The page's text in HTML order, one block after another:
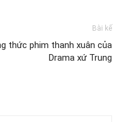
Bài kế
thức phim thanh xuân của
Drama xứ Trung